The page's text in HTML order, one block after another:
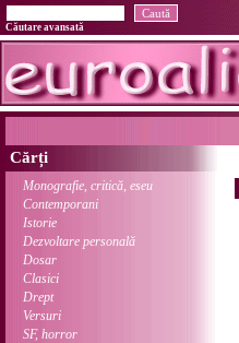
Căutare avansată
Cărți
Monografie, critică, eseu
Contemporani
Istorie
Dezvoltare personală
Dosar
Clasici
Drept
Versuri
SF, horror